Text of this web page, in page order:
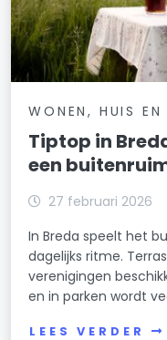
WONEN, HUIS EN
Tiptop in
een
27 februari 2026
In Breda speelt het
dagelijks ritme.
verenigingen
en in parken wordt
LEES VERDER